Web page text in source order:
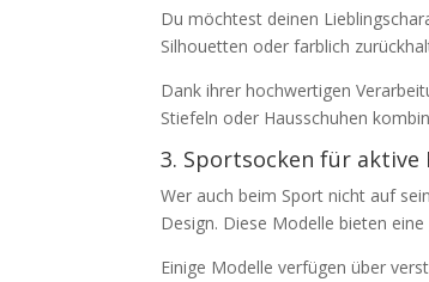
Du möchtest deinen
Silhouetten oder farblich
Dank ihrer hochwertigen
Stiefeln oder Hausschuhen
3. Sportsocken für aktive
Wer auch beim Sport nicht auf
Design. Diese Modelle bieten
Einige Modelle verfügen über